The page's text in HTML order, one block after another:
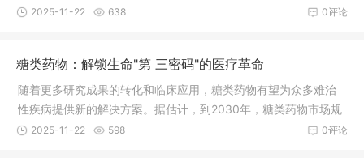
性疾病到代谢综合征，从器官纤维化到癌症预防，这一创新疗法
0评论
2025-11-22 638
糖类药物：解锁生命"第 三密码"的医疗革命
随着更多研究成果的转化和临床应用，糖类药物有望为众多难治
性疾病提供新的解决方案。据估计，到2030年，糖类药物市场规
模将达到250亿美元，成为生物医药领域的重要增长点，为全球数
0评论
2025-11-22 598